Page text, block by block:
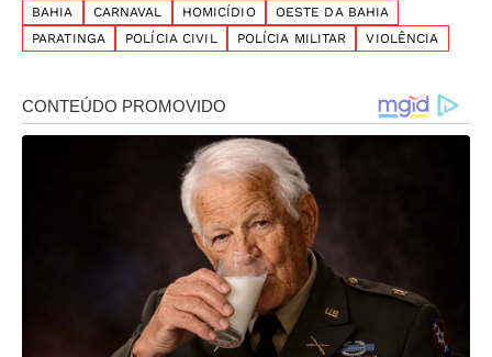
BAHIA CARNAVAL HOMICÍDIO
OESTE DA BAHIA
PARATINGA
POLÍCIA CIVIL POLÍCIA MILITAR VIOLÊNCIA